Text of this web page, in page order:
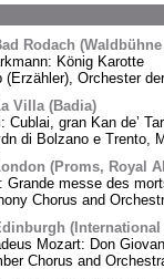
Rodach
König Karotte
(Erzähler), Orchester
Villa (Badia)
Cublai, gran Kan de’
di Bolzano e Trento,
(Proms, Royal
Grande messe des
Chorus and
(International
Mozart: Don
Chorus and